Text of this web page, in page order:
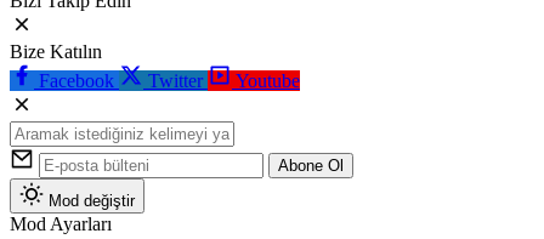
Bize Katılın
Facebook
Twitter Youtube
Abone Ol
Mod değiştir
Mod Ayarları